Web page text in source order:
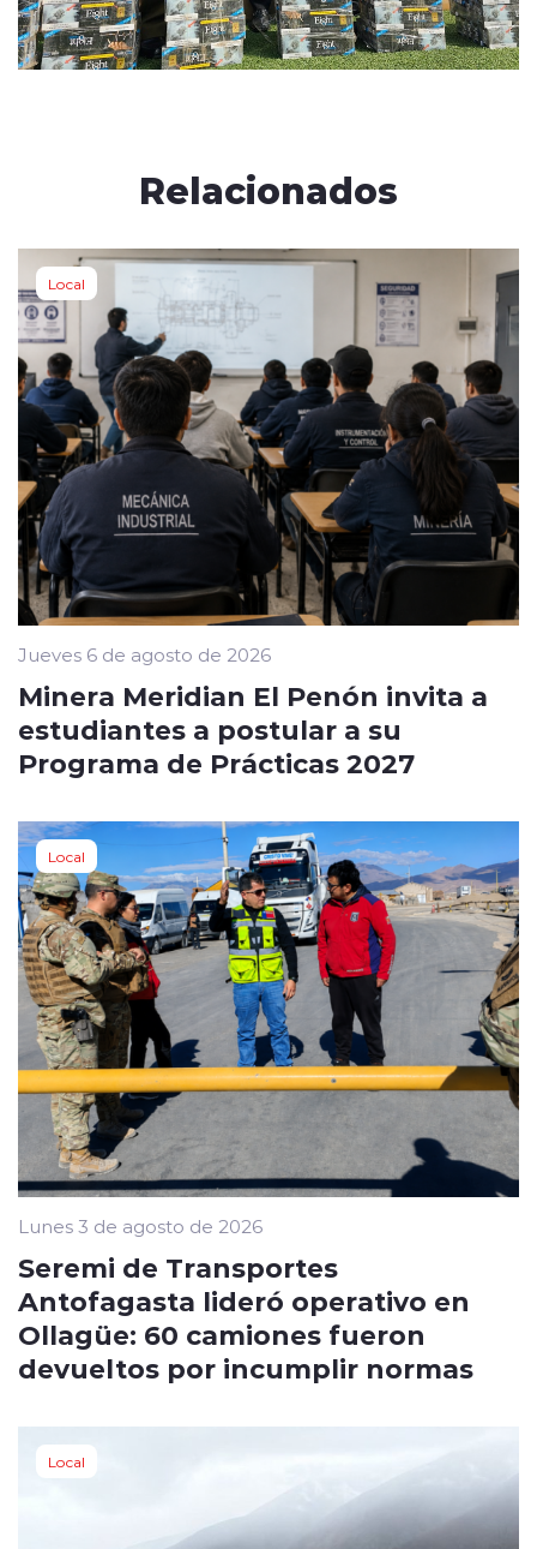
Relacionados
Local
Jueves 6 de agosto de 2026
Minera Meridian El Penón invita a
estudiantes a postular a su
Programa de Prácticas 2027
Local
Lunes 3 de agosto de 2026
Seremi de Transportes
Antofagasta lideró operativo en
Ollagüe: 60 camiones fueron
devueltos por incumplir normas
Local